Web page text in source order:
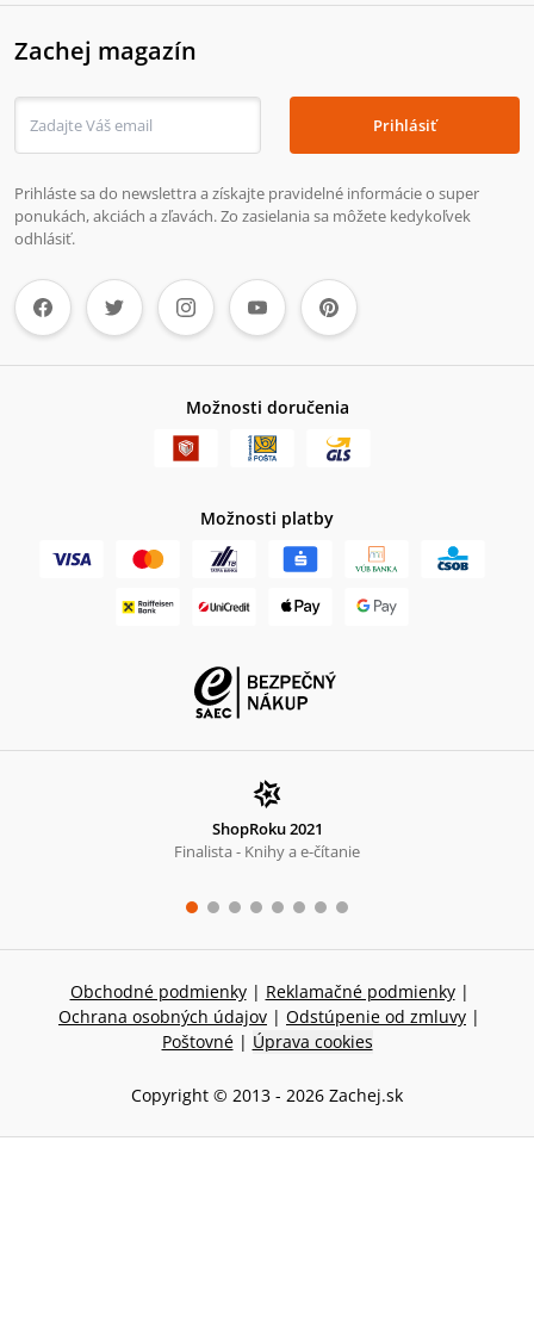
Zachej magazín
Prihlásiť
Prihláste sa do newslettra a získajte pravidelné informácie o super
ponukách, akciách a zľavách. Zo zasielania sa môžete kedykoľvek
odhlásiť.
Možnosti doručenia
Možnosti platby
ShopRoku 2021
Finalista - Knihy a e-čítanie
Obchodné podmienky | Reklamačné podmienky |
Ochrana osobných údajov | Odstúpenie od zmluvy |
Poštovné | Úprava cookies
Copyright © 2013 - 2026 Zachej.sk